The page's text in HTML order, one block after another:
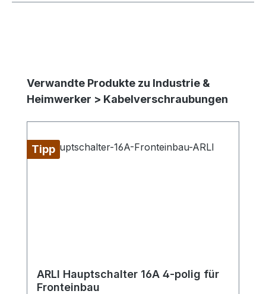
Produktgalerie überspringen
Verwandte Produkte zu Industrie &
Heimwerker > Kabelverschraubungen
Tipp
ARLI Hauptschalter 16A 4-polig für
Fronteinbau